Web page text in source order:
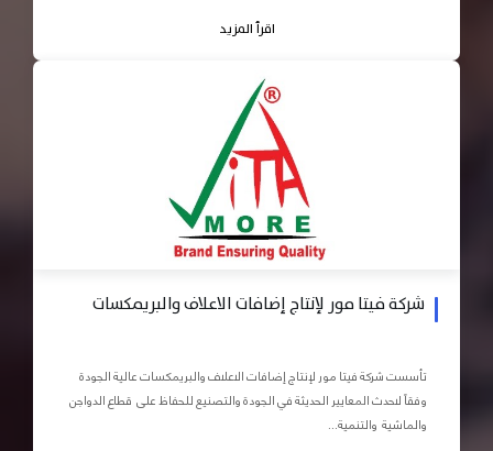
اقرأ المزيد
شركة فيتا مور لإنتاج إضافات الاعلاف والبريمكسات
تأسست شركة فيتا مور لإنتاج إضافات الاعلاف والبريمكسات عالية الجودة
وفقاً لاحدث المعايير الحديثة في الجودة والتصنيع للحفاظ على قطاع الدواجن
والماشية والتنمية...